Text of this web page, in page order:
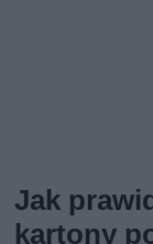
Jak
kartony